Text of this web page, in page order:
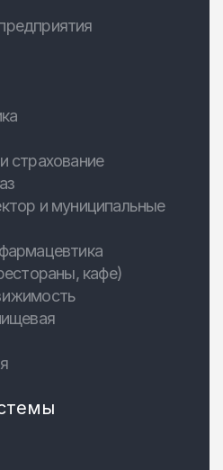
страхование
и муниципальные
кафе)